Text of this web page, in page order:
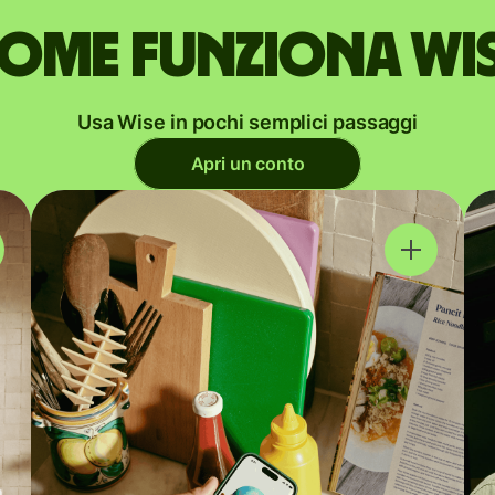
funziona
Usa Wise in pochi semplici passaggi
Apri un conto